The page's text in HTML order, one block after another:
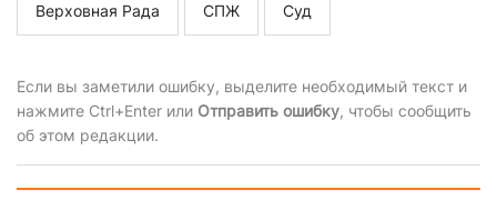
Верховная Рада СПЖ Суд
Если вы заметили ошибку, выделите необходимый текст и
нажмите Ctrl+Enter или Отправить ошибку, чтобы сообщить
об этом редакции.